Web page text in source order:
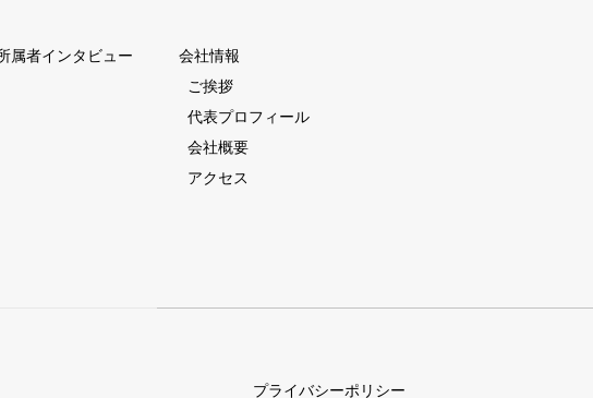
属者インタビュー
会社情報
ご挨拶
代表プロフィール
会社概要
アクセス
プライバシーポリシー